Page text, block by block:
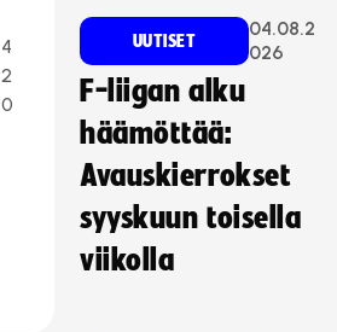
4
2
0
UUTISET
04.08.2
026
F-liigan alku
häämöttää:
Avauskierrokset
syyskuun toisella
viikolla